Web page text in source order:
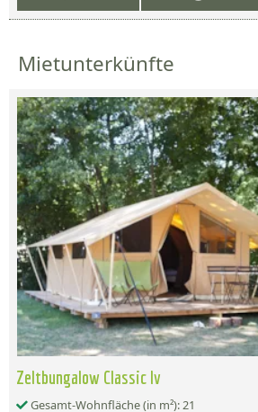
Mietunterkünfte
Zeltbungalow Classic Iv
Gesamt-Wohnfläche (in m²): 21